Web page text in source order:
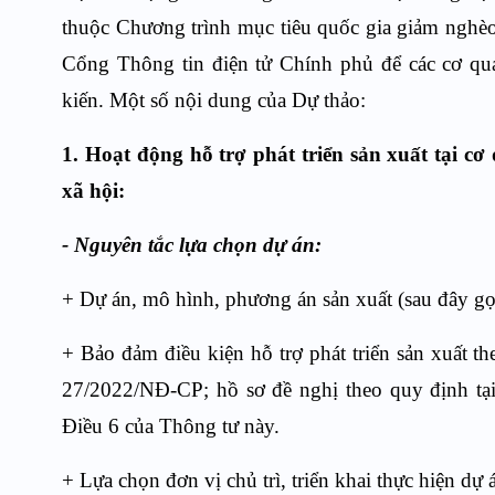
thuộc Chương trình mục tiêu quốc gia giảm
Cổng Thông tin điện tử Chính phủ để các cơ
kiến. Một số nội dung của Dự thảo:
1. Hoạt động hỗ trợ phát triển sản xuất tại
xã hội:
- Nguyên tắc lựa chọndự án:
+ Dự án, mô hình, phương án sản xuất (sau đây
+ Bảo đảm điều kiện hỗ trợ phát triển sản xuất
27/2022/NĐ-CP; hồ sơ đề nghị theo quy định tại
Điều 6 của Thông tư này.
+ Lựa chọn đơn vị chủ trì, triển khai thực hiện dự